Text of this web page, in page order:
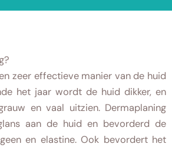
zeer effectieve manier van de huid
het jaar wordt de huid dikker, en
en vaal uitzien. Dermaplaning
aan de huid en bevorderd de
en elastine. Ook bevordert het